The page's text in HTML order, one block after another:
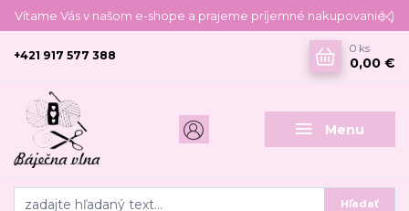
Vítame Vás v našom e-shope a prajeme príjemné nakupovanie :)
Menu
Hľadať
+421 917 577 388
0 ks
0,00 €